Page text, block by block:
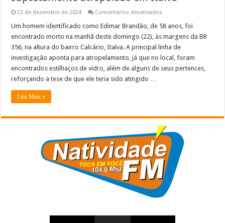
23 de dezembro de 2024 Comentários desativados
morre
ter
sido
supostamente
atropelado
Italva
Um homem identificado como Edimar Brandão, de 58 anos, foi
encontrado morto na manhã deste domingo (22), às margens da BR
356, na altura do bairro Calcário, Italva. A principal linha de
investigação aponta para atropelamento, já que no local, foram
encontrados estilhaços de vidro, além de alguns de seus pertences,
reforçando a tese de que ele teria sido atingido …
Leia Mais »